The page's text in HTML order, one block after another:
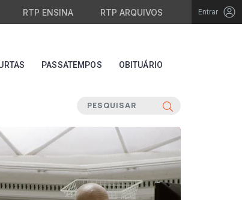
RTP ENSINA RTP ARQUIVOS Entrar
PASSATEMPOS OBITUÁRIO